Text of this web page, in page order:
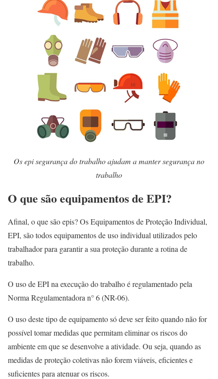
Os epi segurança do trabalho ajudam a manter segurança no
trabalho
O que são equipamentos de EPI?
Afinal, o que são epis? Os Equipamentos de Proteção Individual,
EPI, são todos equipamentos de uso individual utilizados pelo
trabalhador para garantir a sua proteção durante a rotina de
trabalho.
O uso de EPI na execução do trabalho é regulamentado pela
Norma Regulamentadora n° 6 (NR-06).
O uso deste tipo de equipamento só deve ser feito quando não for
possível tomar medidas que permitam eliminar os riscos do
ambiente em que se desenvolve a atividade. Ou seja, quando as
medidas de proteção coletivas não forem viáveis, eficientes e
suficientes para atenuar os riscos.